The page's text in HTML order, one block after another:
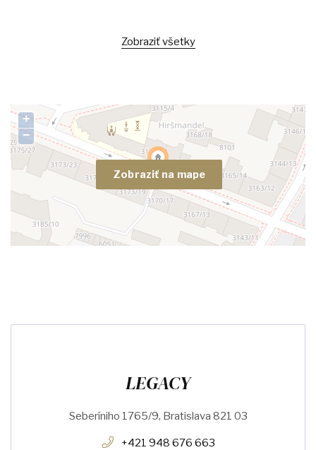
Zobraziť všetky
Zobraziť na mape
+
−
LEGACY
Seberíniho 1765/9, Bratislava 821 03
+421 948 676 663